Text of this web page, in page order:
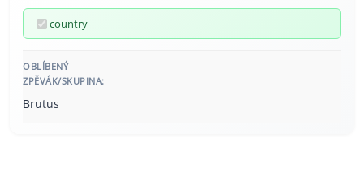
country
OBLÍBENÝ
ZPĚVÁK/SKUPINA:
Brutus